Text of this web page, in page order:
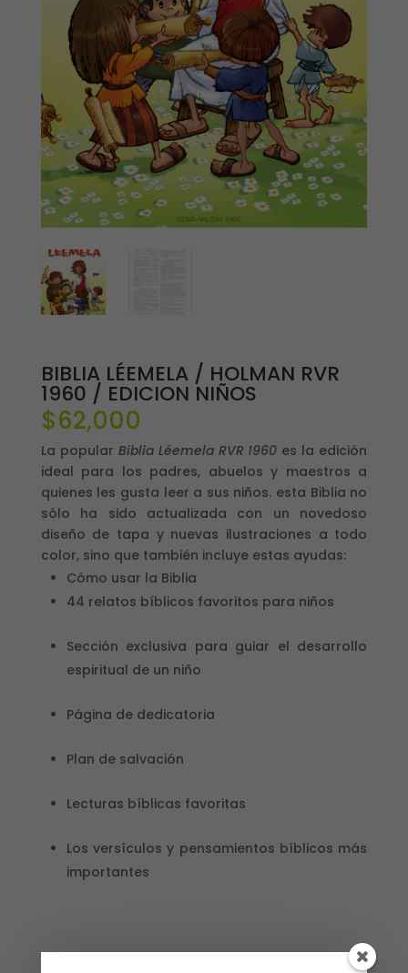
BIBLIA LÉEMELA / HOLMAN RVR
1960 / EDICION NIÑOS
$62,000
La popular Biblia Léemela RVR 1960 es la edición
ideal para los padres, abuelos y maestros a
quienes les gusta leer a sus niños. esta Biblia no
sólo ha sido actualizada con un novedoso
diseño de tapa y nuevas ilustraciones a todo
color, sino que también incluye estas ayudas:
Cómo usar la Biblia
44 relatos bíblicos favoritos para niños
Sección exclusiva para guiar el desarrollo
espiritual de un niño
Página de dedicatoria
Plan de salvación
Lecturas bíblicas favoritas
Los versículos y pensamientos bíblicos más
importantes